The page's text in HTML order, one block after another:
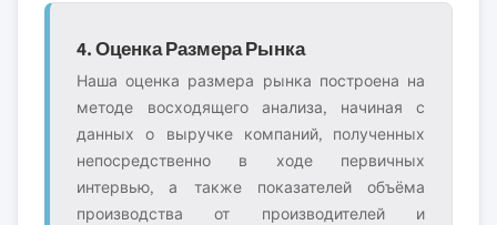
4. Оценка Размера Рынка
Наша оценка размера рынка построена на
методе восходящего анализа, начиная с
данных о выручке компаний, полученных
непосредственно в ходе первичных
интервью, а также показателей объёма
производства от производителей и